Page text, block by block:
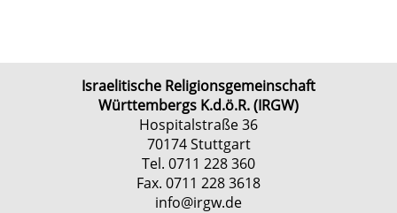
Israelitische Religionsgemeinschaft
Württembergs K.d.ö.R. (IRGW)
Hospitalstraße 36
70174 Stuttgart
Tel. 0711 228 360
Fax. 0711 228 3618
info@irgw.de